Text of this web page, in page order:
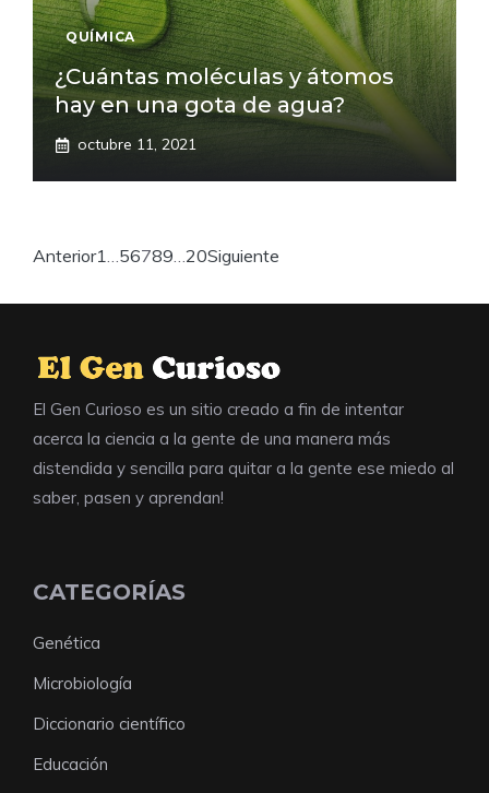
QUÍMICA
¿Cuántas moléculas y átomos
hay en una gota de agua?
octubre 11, 2021
Anterior1…56789…20Siguiente
El Gen Curioso es un sitio creado a fin de intentar
acerca la ciencia a la gente de una manera más
distendida y sencilla para quitar a la gente ese miedo al
saber, pasen y aprendan!
CATEGORÍAS
Genética
Microbiología
Diccionario científico
Educación